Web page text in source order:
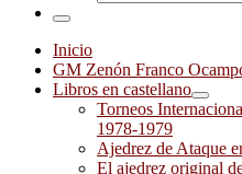
Menú
Inicio
GM Zenón Franco
Libros en castellano
Torneos
1978-1979
Ajedrez de Ataque
El ajedrez original